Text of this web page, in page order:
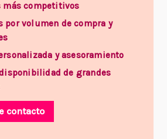
más competitivos
por volumen de compra y
y asesoramiento
de grandes
contacto